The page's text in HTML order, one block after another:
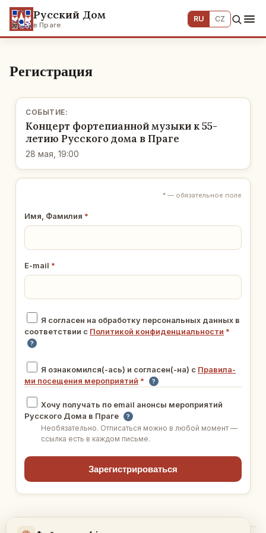
Русский Дом
в Праге
RU CZ
Регистрация
СО­БЫ­ТИЕ:
Кон­церт фор­те­пи­ан­ной музыки к 55-
летию Рус­ско­го дома в Праге
28 мая, 19:00
* — обя­за­тель­ное поле
Имя, Фа­ми­лия *
E-mail *
Я со­гла­сен на об­ра­бот­ку пер­со­наль­ных данных в
со­от­вет­ствии с По­ли­ти­кой кон­фи­ден­ци­аль­но­сти *
?
Я озна­ко­мил­ся(-ась) и со­гла­сен(-на) с Пра­ви­ла­
ми по­се­ще­ния ме­ро­при­я­тий * ?
Хочу по­лу­чать по email анонсы ме­ро­при­я­тий
Рус­ско­го Дома в Праге
?
Необя­за­тель­но. От­пи­сать­ся можно в любой момент —
ссылка есть в каждом письме.
За­ре­ги­стри­ро­вать­ся